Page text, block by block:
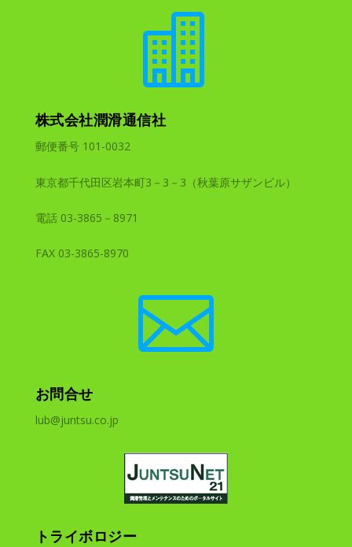

株式会社潤滑通信社
郵便番号 101-0032
東京都千代田区岩本町3－3－3（秋葉原サザンビル）
電話 03-3865－8971
FAX 03-3865-8970

お問合せ
lub@juntsu.co.jp
トライボロジー